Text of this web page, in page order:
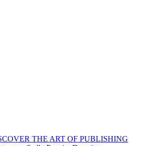
THE ART OF PUBLISHING